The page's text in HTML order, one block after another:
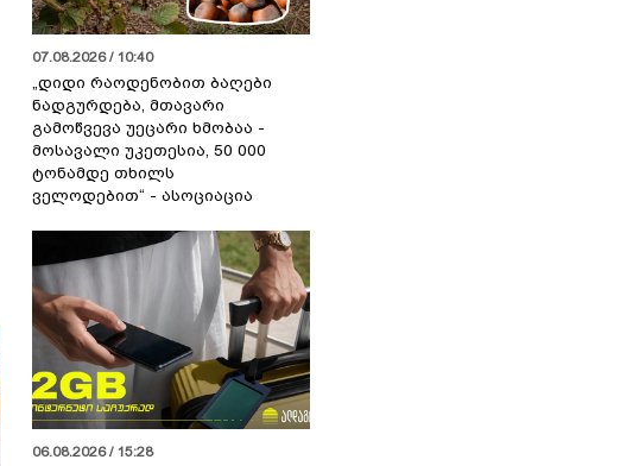
07.08.2026 / 10:40
„დიდი რაოდენობით ბაღები
ნადგურდება, მთავარი
გამოწვევა უეცარი ხმობაა -
მოსავალი უკეთესია, 50 000
ტონამდე თხილს
ველოდებით“ - ასოციაცია
06.08.2026 / 15:28